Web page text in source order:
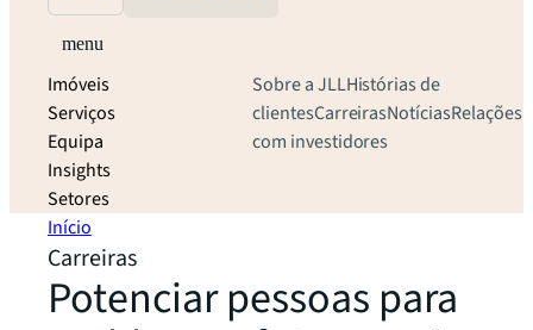
menu
Imóveis
Serviços
Equipa
Insights
Setores
Sobre a JLLHistórias de
clientesCarreirasNotíciasRelações
com investidores
Início
Carreiras
Potenciar pessoas para